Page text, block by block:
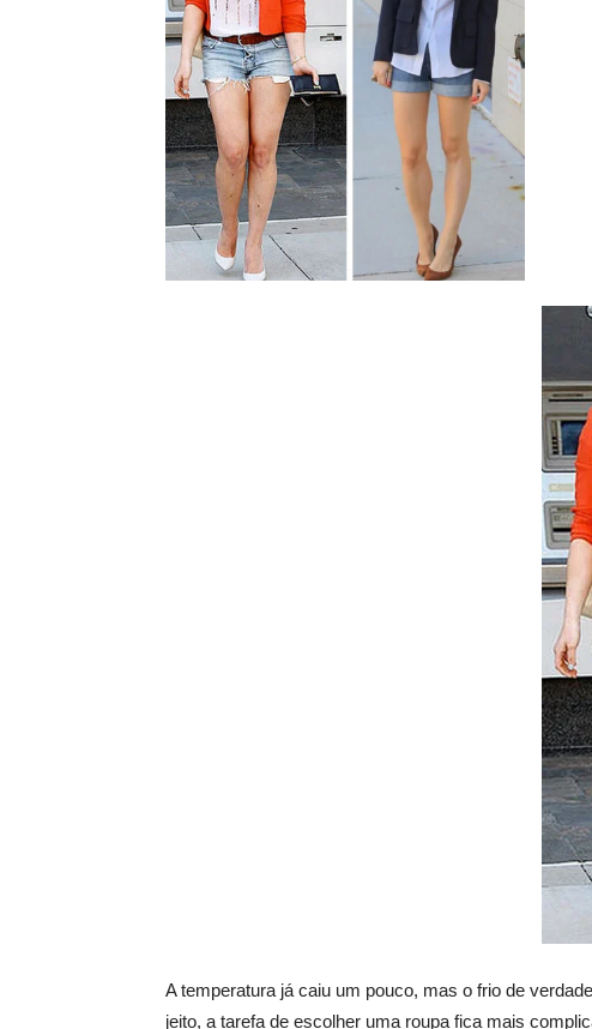
A temperatura já caiu um pouco, mas o frio de
jeito, a tarefa de escolher uma roupa fica mais